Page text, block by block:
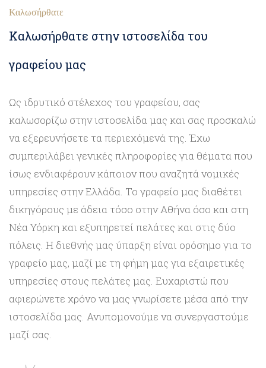
Καλωσήρθατε
Καλωσήρθατε στην ιστοσελίδα του
γραφείου μας
Ως ιδρυτικό στέλεχος του γραφείου, σας
καλωσορίζω στην ιστοσελίδα μας και σας προσκαλώ
να εξερευνήσετε τα περιεχόμενά της. Έχω
συμπεριλάβει γενικές πληροφορίες για θέματα που
ίσως ενδιαφέρουν κάποιον που αναζητά νομικές
υπηρεσίες στην Ελλάδα. Το γραφείο μας διαθέτει
δικηγόρους με άδεια τόσο στην Αθήνα όσο και στη
Νέα Υόρκη και εξυπηρετεί πελάτες και στις δύο
πόλεις. Η διεθνής μας ύπαρξη είναι ορόσημο για το
γραφείο μας, μαζί με τη φήμη μας για εξαιρετικές
υπηρεσίες στους πελάτες μας. Ευχαριστώ που
αφιερώνετε χρόνο να μας γνωρίσετε μέσα από την
ιστοσελίδα μας. Ανυπομονούμε να συνεργαστούμε
μαζί σας.